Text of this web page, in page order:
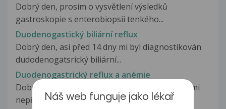
Dobrý den, prosím o vysvětlení výsledků
gastroskopie s enterobiopsii tenkého...
Duodenogastický biliární reflux
Dobrý den, asi před 14 dny mi byl diagnostikován
dudodenogatsrický biliární...
Duodenogastrický reflux a anémie
Dobrý den. Mám duodenogastrický reflux s velmi
nepříjemnými příznaky. Beru léky...
Náš web funguje jako lékař